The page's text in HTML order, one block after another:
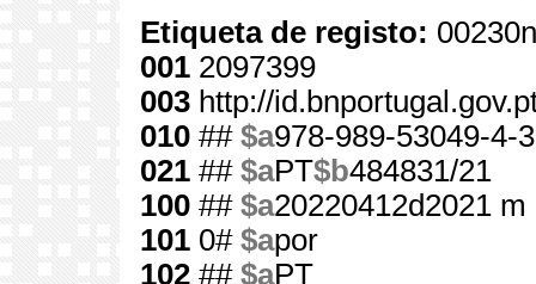
Etiqueta de registo:
001 2097399
003 http://
010 ## $a978-989-53049-4-3
021 ## $aPT$b484831/21
100 ## $a20220412d2021
101 0# $apor
102 ## $aPT